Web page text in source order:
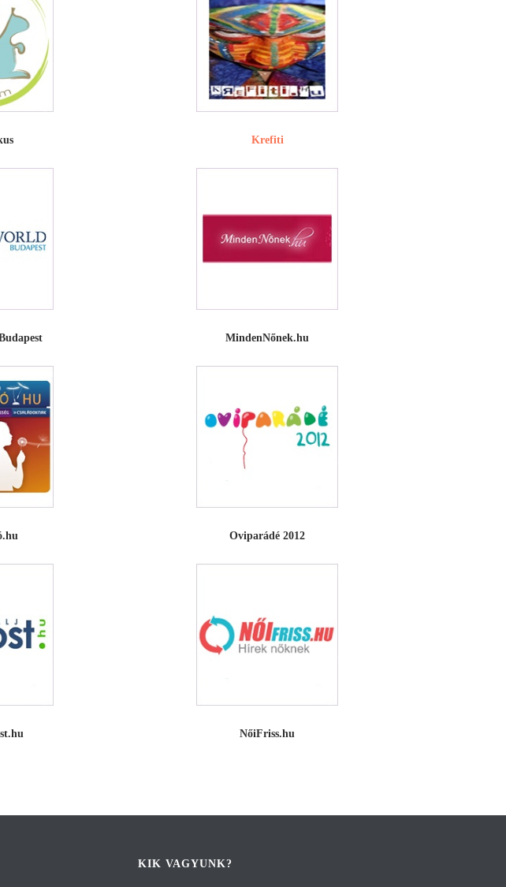
Krefiti
MindenNőnek.hu
Oviparádé 2012
NőiFriss.hu
KIK VAGYUNK?